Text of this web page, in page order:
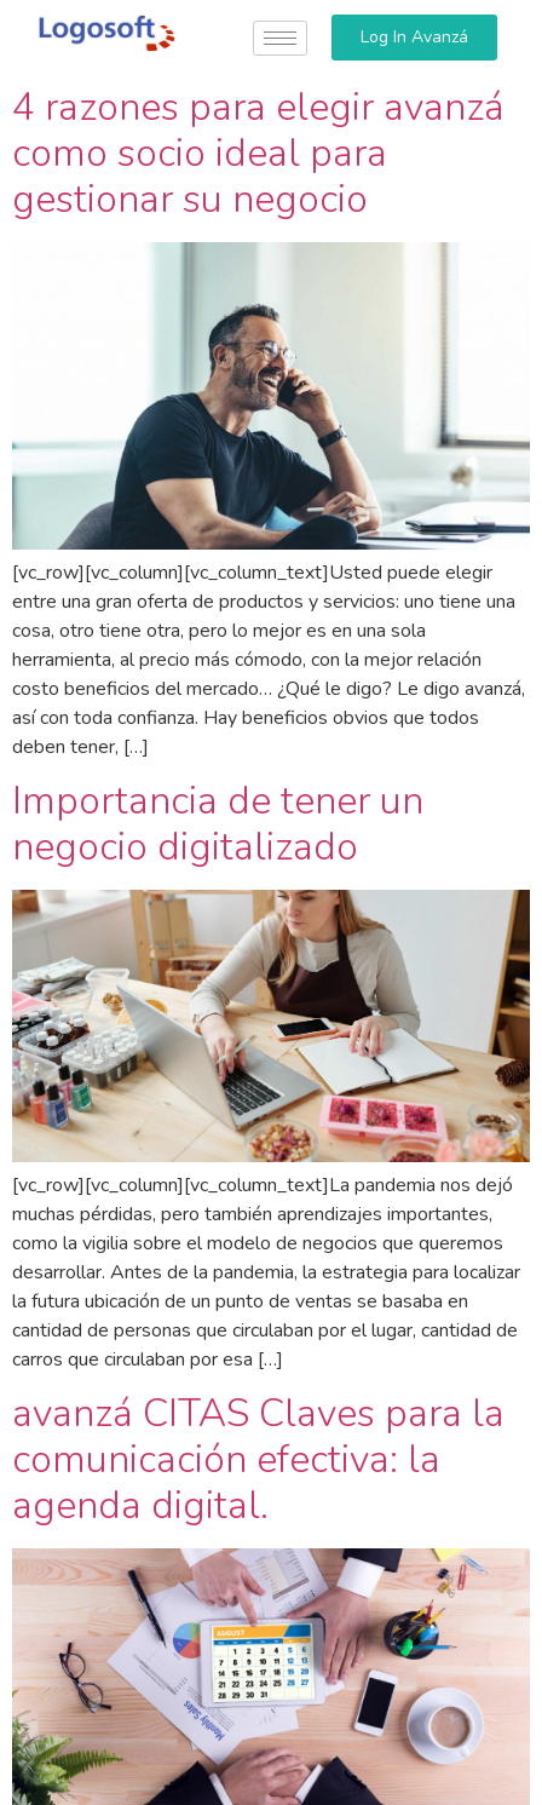
Log In Avanzá
4 razones para elegir avanzá
como socio ideal para
gestionar su negocio
[vc_row][vc_column][vc_column_text]Usted puede elegir
entre una gran oferta de productos y servicios: uno tiene una
cosa, otro tiene otra, pero lo mejor es en una sola
herramienta, al precio más cómodo, con la mejor relación
costo beneficios del mercado… ¿Qué le digo? Le digo avanzá,
así con toda confianza. Hay beneficios obvios que todos
deben tener, […]
Importancia de tener un
negocio digitalizado
[vc_row][vc_column][vc_column_text]La pandemia nos dejó
muchas pérdidas, pero también aprendizajes importantes,
como la vigilia sobre el modelo de negocios que queremos
desarrollar. Antes de la pandemia, la estrategia para localizar
la futura ubicación de un punto de ventas se basaba en
cantidad de personas que circulaban por el lugar, cantidad de
carros que circulaban por esa […]
avanzá CITAS Claves para la
comunicación efectiva: la
agenda digital.